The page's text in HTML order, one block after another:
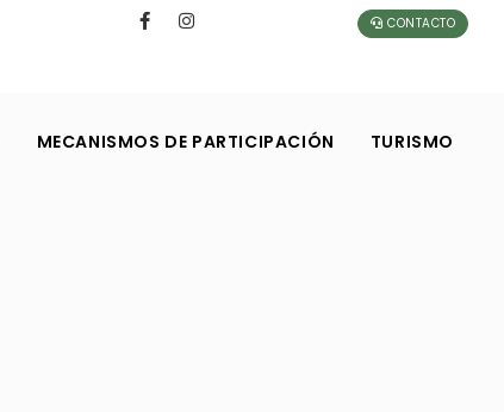
CONTACTO
MECANISMOS DE PARTICIPACIÓN TURISMO